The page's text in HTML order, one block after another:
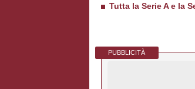
Tutta la Serie A e la
PUBBLICITÀ